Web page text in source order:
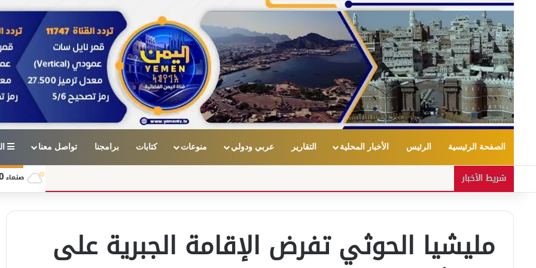
الصفحة الرئيسية الرئيس الأخبار المحلية التقارير عربي ودولي منوعات كتابات برامجنا تواصل معنا
شريط الأخبار صنعاء
مليشيا الحوثي تفرض الإقامة الجبرية على